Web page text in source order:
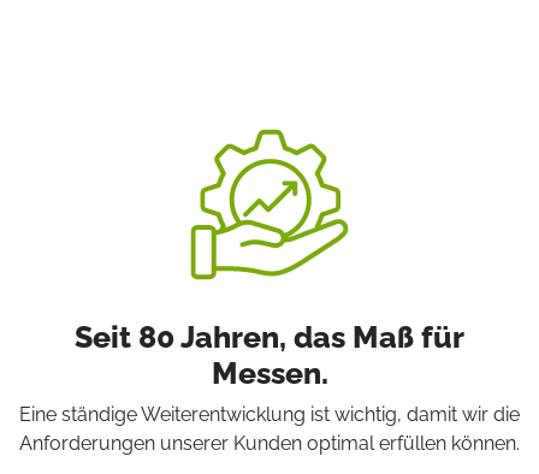
Seit 80 Jahren, das Maß für
Messen.
Eine ständige Weiterentwicklung ist wichtig, damit wir die
Anforderungen unserer Kunden optimal erfüllen können.